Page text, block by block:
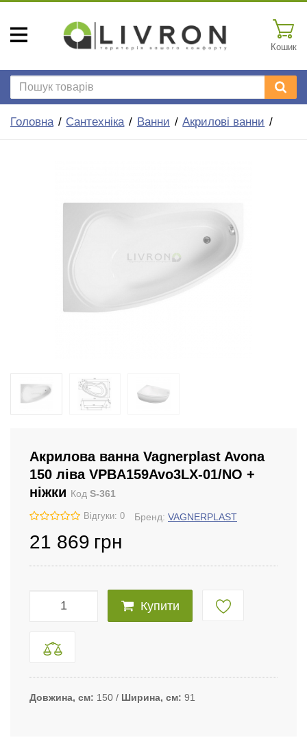
Кошик
Головна Сантехніка Ванни Акрилові ванни
Акрилова ванна Vagnerplast Avona
150 ліва VPBA159Avo3LX-01/NO +
ніжки Код S-361
Відгуки: 0 Бренд: VAGNERPLAST
21 869 грн
Купити
Довжина, см 150 Ширина, см 91